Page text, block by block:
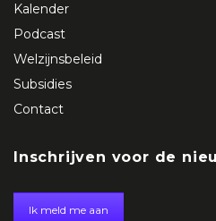
Kalender
Podcast
Welzijnsbeleid
Subsidies
Contact
Inschrijven voor de
Ik meld me aan